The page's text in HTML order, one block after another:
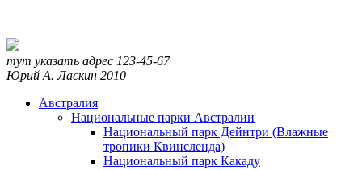
тут указать адрес 123-45-67
Юрий А. Ласкин 2010
Австралия
Национальные парки Австралии
Национальный парк Дейнтри (Влажные
тропики Квинсленда)
Национальный парк Какаду